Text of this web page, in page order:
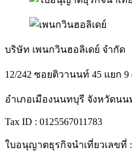
บริษัท เพนกวินฮอลิเดย์ จำกัด
12/242 ซอยติวานนท์ 45 แยก
อำเภอเมืองนนทบุรี จังหวัดนน
Tax ID : 0125567011783
ใบอนุญาตธุรกิจนำเที่ยวเลขที่ :